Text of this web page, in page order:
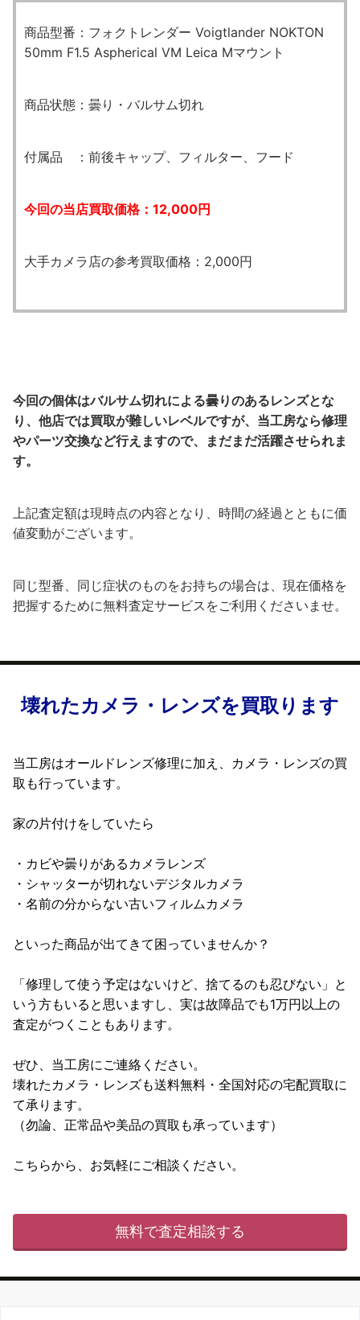
商品型番：フォクトレンダー Voigtlander NOKTON
50mm F1.5 Aspherical VM Leica Mマウント
商品状態：曇り・バルサム切れ
付属品 ：前後キャップ、フィルター、フード
今回の当店買取価格：12,000円
大手カメラ店の参考買取価格：2,000円
今回の個体はバルサム切れによる曇りのあるレンズとな
り、他店では買取が難しいレベルですが、当工房なら修理
やパーツ交換など行えますので、まだまだ活躍させられま
す。
上記査定額は現時点の内容となり、時間の経過とともに価
値変動がございます。
同じ型番、同じ症状のものをお持ちの場合は、現在価格を
把握するために無料査定サービスをご利用くださいませ。
壊れたカメラ・レンズを買取ります
当工房はオールドレンズ修理に加え、カメラ・レンズの買
取も行っています。
家の片付けをしていたら
・カビや曇りがあるカメラレンズ
・シャッターが切れないデジタルカメラ
・名前の分からない古いフィルムカメラ
といった商品が出てきて困っていませんか？
「修理して使う予定はないけど、捨てるのも忍びない」と
いう方もいると思いますし、実は故障品でも1万円以上の
査定がつくこともあります。
ぜひ、当工房にご連絡ください。
壊れたカメラ・レンズも送料無料・全国対応の宅配買取に
て承ります。
（勿論、正常品や美品の買取も承っています）
こちらから、お気軽にご相談ください。
無料で査定相談する